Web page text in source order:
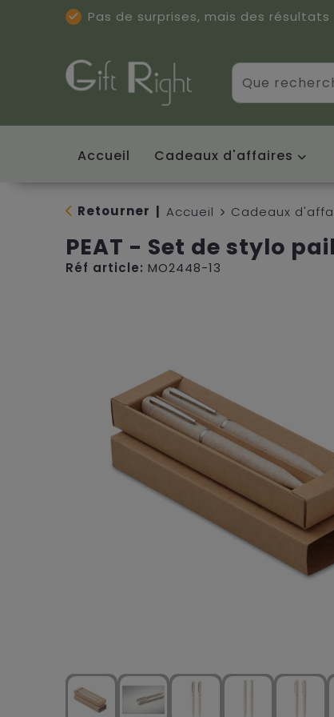
Pas de surprises, mais des résultats
Accueil Cadeaux d'affaires
Retourner Accueil Cadeaux
PEAT - Set de stylo
Réf article: MO2448-13